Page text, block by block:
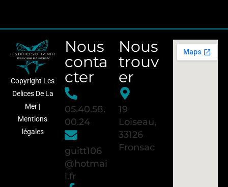
Copyright Les
Delices De La
Mer |
Mentions
légales
Nous
conta
cter
05.40.58.
00.24
guitt106
@hotmai
l.fr
Nous
trouv
er
19
Loiseau,
33126
Fronsac